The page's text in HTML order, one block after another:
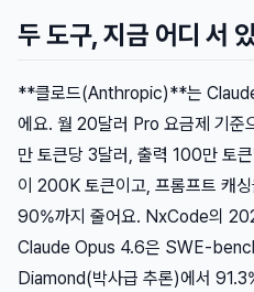
두 도구, 지금 어디 서
**클로드(Anthropic)**는
에요. 월 20달러 Pro 요금제 기
만 토큰당 3달러, 출력 100만 토
이 200K 토큰이고, 프롬프트 캐
90%까지 줄어요. NxCode의
Claude Opus 4.6은 SWE-
Diamond(박사급 추론)에서